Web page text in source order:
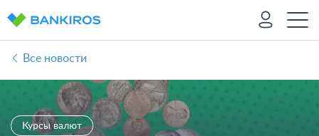
Все новости
Курсы валют